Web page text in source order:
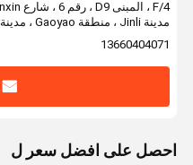
مدينة Jinli ، منطقة Gaoyao ، مدينة Zhaoqing ، 529159
13660404071
احصل على افضل سعر ل